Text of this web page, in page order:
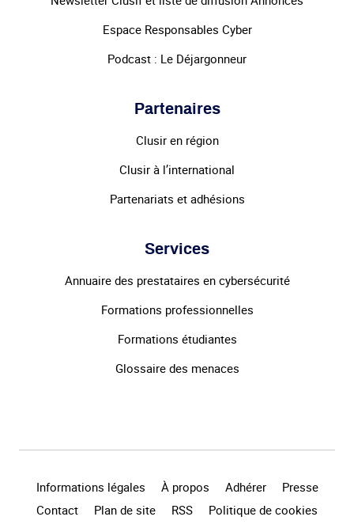
Espace Responsables Cyber
Podcast : Le Déjargonneur
Partenaires
Clusir en région
Clusir à l’international
Partenariats et adhésions
Services
Annuaire des prestataires en cybersécurité
Formations professionnelles
Formations étudiantes
Glossaire des menaces
Informations légales À propos Adhérer
Presse
Contact
Plan de site RSS Politique de cookies